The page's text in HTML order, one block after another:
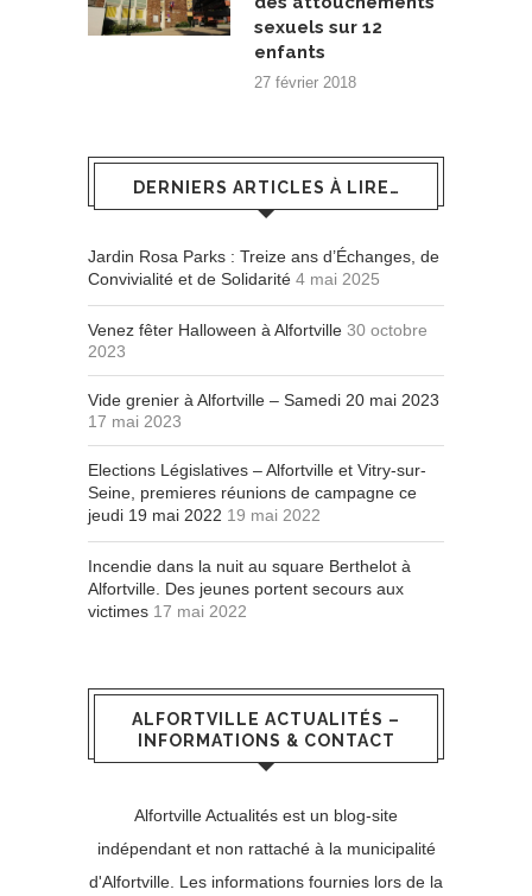
sexuels sur 12
enfants
27 février 2018
DERNIERS ARTICLES À LIRE…
Jardin Rosa Parks : Treize ans d’Échanges, de
Convivialité et de Solidarité 4 mai 2025
Venez fêter Halloween à Alfortville 30 octobre
2023
Vide grenier à Alfortville – Samedi 20 mai 2023
17 mai 2023
Elections Législatives – Alfortville et Vitry-sur-
Seine, premieres réunions de campagne ce
jeudi 19 mai 2022 19 mai 2022
Incendie dans la nuit au square Berthelot à
Alfortville. Des jeunes portent secours aux
victimes 17 mai 2022
ALFORTVILLE ACTUALITÉS –
INFORMATIONS & CONTACT
Alfortville Actualités est un blog-site
indépendant et non rattaché à la municipalité
d'Alfortville. Les informations fournies lors de la